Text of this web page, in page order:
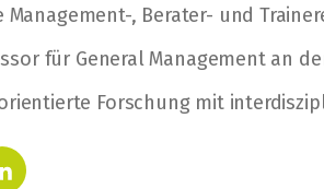
Management-, Berater- und
für General Management an
Forschung mit